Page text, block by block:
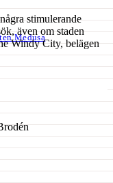
Medusa
stimulerande
även om staden
Windy City, belägen